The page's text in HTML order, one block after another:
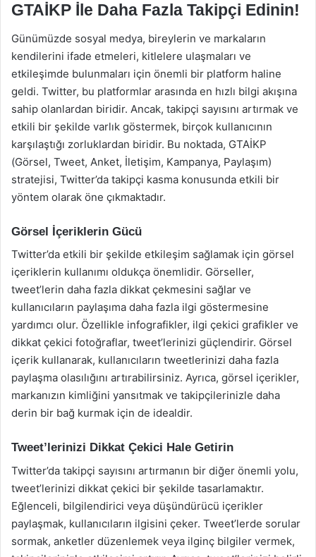
GTAİKP İle Daha Fazla Takipçi Edinin!
Günümüzde sosyal medya, bireylerin ve markaların
kendilerini ifade etmeleri, kitlelere ulaşmaları ve
etkileşimde bulunmaları için önemli bir platform haline
geldi. Twitter, bu platformlar arasında en hızlı bilgi akışına
sahip olanlardan biridir. Ancak, takipçi sayısını artırmak ve
etkili bir şekilde varlık göstermek, birçok kullanıcının
karşılaştığı zorluklardan biridir. Bu noktada, GTAİKP
(Görsel, Tweet, Anket, İletişim, Kampanya, Paylaşım)
stratejisi, Twitter’da takipçi kasma konusunda etkili bir
yöntem olarak öne çıkmaktadır.
Görsel İçeriklerin Gücü
Twitter’da etkili bir şekilde etkileşim sağlamak için görsel
içeriklerin kullanımı oldukça önemlidir. Görseller,
tweet’lerin daha fazla dikkat çekmesini sağlar ve
kullanıcıların paylaşıma daha fazla ilgi göstermesine
yardımcı olur. Özellikle infografikler, ilgi çekici grafikler ve
dikkat çekici fotoğraflar, tweet’lerinizi güçlendirir. Görsel
içerik kullanarak, kullanıcıların tweetlerinizi daha fazla
paylaşma olasılığını artırabilirsiniz. Ayrıca, görsel içerikler,
markanızın kimliğini yansıtmak ve takipçilerinizle daha
derin bir bağ kurmak için de idealdir.
Tweet’lerinizi Dikkat Çekici Hale Getirin
Twitter’da takipçi sayısını artırmanın bir diğer önemli yolu,
tweet’lerinizi dikkat çekici bir şekilde tasarlamaktır.
Eğlenceli, bilgilendirici veya düşündürücü içerikler
paylaşmak, kullanıcıların ilgisini çeker. Tweet’lerde sorular
sormak, anketler düzenlemek veya ilginç bilgiler vermek,